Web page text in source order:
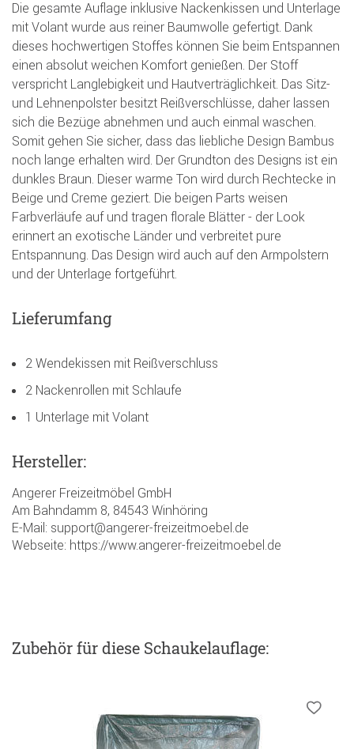
Die gesamte Auflage inklusive Nackenkissen und Unterlage
mit Volant wurde aus reiner Baumwolle gefertigt. Dank
dieses hochwertigen Stoffes können Sie beim Entspannen
einen absolut weichen Komfort genießen. Der Stoff
verspricht Langlebigkeit und Hautverträglichkeit. Das Sitz-
und Lehnenpolster besitzt Reißverschlüsse, daher lassen
sich die Bezüge abnehmen und auch einmal waschen.
Somit gehen Sie sicher, dass das liebliche Design Bambus
noch lange erhalten wird. Der Grundton des Designs ist ein
dunkles Braun. Dieser warme Ton wird durch Rechtecke in
Beige und Creme geziert. Die beigen Parts weisen
Farbverläufe auf und tragen florale Blätter - der Look
erinnert an exotische Länder und verbreitet pure
Entspannung. Das Design wird auch auf den Armpolstern
und der Unterlage fortgeführt.
Lieferumfang
2 Wendekissen mit Reißverschluss
2 Nackenrollen mit Schlaufe
1 Unterlage mit Volant
Hersteller:
Angerer Freizeitmöbel GmbH
Am Bahndamm 8, 84543 Winhöring
E-Mail: support@angerer-freizeitmoebel.de
Webseite: https://www.angerer-freizeitmoebel.de
Zubehörfür diese Schaukelauflage: